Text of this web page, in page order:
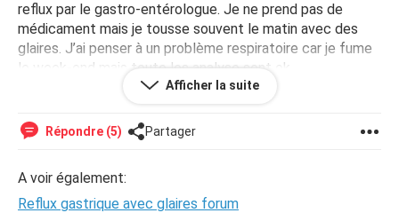
reflux par le gastro-entérologue. Je ne prend pas de
médicament mais je tousse souvent le matin avec des
glaires. J’ai penser à un problème respiratoire car je fume
le week-end mais toute les analyse sont ok.
avec la remonté de glaire, j’ai souvent des glaires dans la
gorge aussi.
Merci d’avance pour votre réponse et à bientôt
Afficher la suite
Répondre (5) Partager
A voir également:
Reflux gastrique avec glaires forum